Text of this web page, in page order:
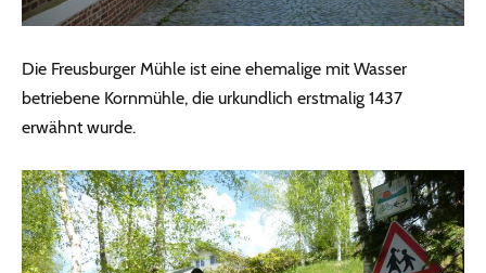
Die Freusburger Mühle ist eine ehemalige mit Wasser
betriebene Kornmühle, die urkundlich erstmalig 1437
erwähnt wurde.